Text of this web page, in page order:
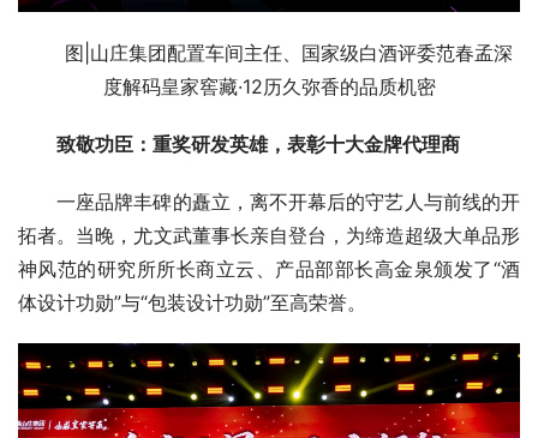
图|山庄集团配置车间主任、国家级白酒评委范春孟深
度解码皇家窖藏·12历久弥香的品质机密
致敬功臣：重奖研发英雄，表彰十大金牌代理商
一座品牌丰碑的矗立，离不开幕后的守艺人与前线的开
拓者。当晚，尤文武董事长亲自登台，为缔造超级大单品形
神风范的研究所所长商立云、产品部部长高金泉颁发了“酒
体设计功勋”与“包装设计功勋”至高荣誉。